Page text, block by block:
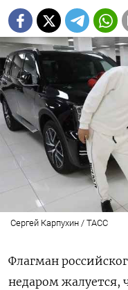
Сергей Карпухин / ТАСС
Флагман
недаром жалуется,